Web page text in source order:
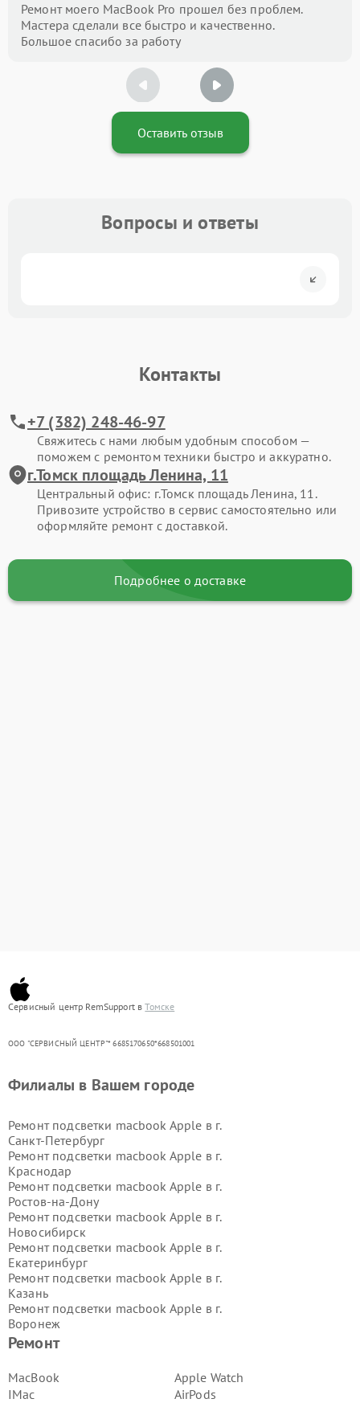
Ремонт моего MacBook Pro прошел без проблем.
Мастера сделали все быстро и качественно.
Большое спасибо за работу
Оставить отзыв
Вопросы и ответы
Контакты
+7 (382) 248-46-97
Свяжитесь с нами любым удобным способом —
поможем с ремонтом техники быстро и аккуратно.
г.Томск площадь Ленина, 11
Центральный офис: г.Томск площадь Ленина, 11.
Привозите устройство в сервис самостоятельно или
оформляйте ремонт с доставкой.
Подробнее о доставке
Сервисный центр RemSupport вТомске
ООО "СЕРВИСНЫЙ ЦЕНТР"* 6685170650*668501001
Ремонт
MacBook
IMac
Apple Watch
AirPods
Филиалы в Вашем городе
Ремонт подсветки macbook Apple в г.
Санкт-Петербург
Ремонт подсветки macbook Apple в г.
Краснодар
Ремонт подсветки macbook Apple в г.
Ростов-на-Дону
Ремонт подсветки macbook Apple в г.
Новосибирск
Ремонт подсветки macbook Apple в г.
Екатеринбург
Ремонт подсветки macbook Apple в г.
Казань
Ремонт подсветки macbook Apple в г.
Воронеж
Ремонт подсветки macbook Apple в г.
Ремонт подсветки macbook Apple в г.
Самара
Ремонт подсветки macbook Apple в г.